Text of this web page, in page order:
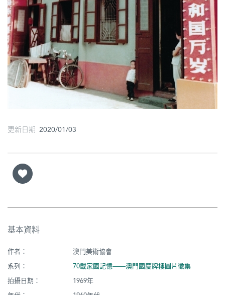
更新日期 2020/01/03
基本資料
作者：
澳門美術協會
系列：
70載家國記憶——澳門國慶牌樓圖片徵集
拍攝日期：
1969年